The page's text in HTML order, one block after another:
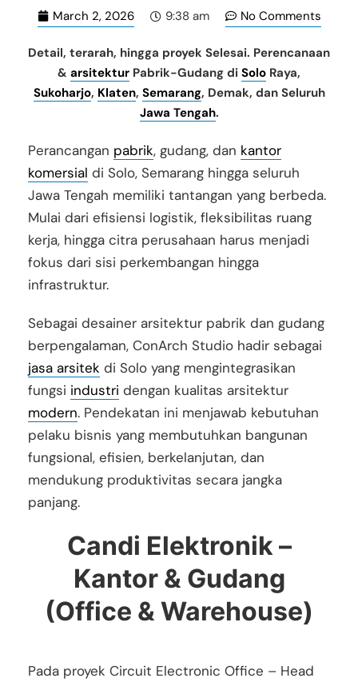
March 2, 2026 9:38 am No Comments
Detail, terarah, hingga proyek Selesai. Perencanaan
& arsitektur Pabrik-Gudang di Solo Raya,
Sukoharjo, Klaten, Semarang, Demak, dan Seluruh
Jawa Tengah.
Perancangan pabrik, gudang, dan kantor
komersial di Solo, Semarang hingga seluruh
Jawa Tengah memiliki tantangan yang berbeda.
Mulai dari efisiensi logistik, fleksibilitas ruang
kerja, hingga citra perusahaan harus menjadi
fokus dari sisi perkembangan hingga
infrastruktur.
Sebagai desainer arsitektur pabrik dan gudang
berpengalaman, ConArch Studio hadir sebagai
jasa arsitek di Solo yang mengintegrasikan
fungsi industri dengan kualitas arsitektur
modern. Pendekatan ini menjawab kebutuhan
pelaku bisnis yang membutuhkan bangunan
fungsional, efisien, berkelanjutan, dan
mendukung produktivitas secara jangka
panjang.
Candi Elektronik –
Kantor & Gudang
(Office & Warehouse)
Pada proyek Circuit Electronic Office – Head